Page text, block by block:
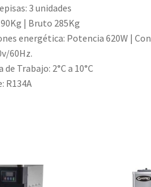
3 unidades
| Bruto 285Kg
energética: Potencia 620W |
60Hz.
Trabajo: 2°C a 10°C
R134A